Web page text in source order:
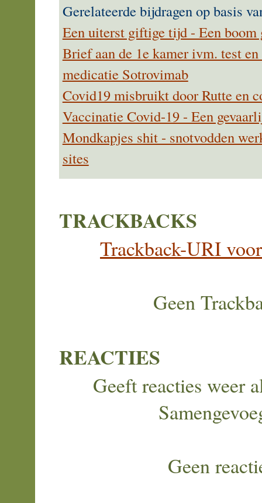
Gerelateerde bijdragen op basis
Een uiterst giftige tijd - Een boom
Brief aan de 1e kamer ivm. test
medicatie Sotrovimab
Covid19 misbruikt door Rutte en
Vaccinatie Covid-19 - Een
Mondkapjes shit - snotvodden
sites
TRACKBACKS
Trackback-URI
Geen
REACTIES
Geeft reacties weer
Geen